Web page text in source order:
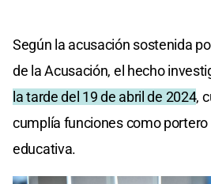
Según la acusación sostenida
de la Acusación, el hecho
la tarde del 19 de abril de 2024,
cumplía funciones como
educativa.